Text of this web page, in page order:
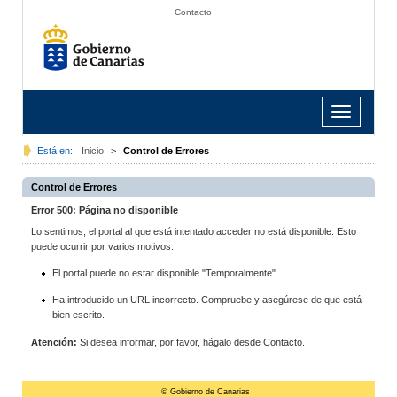
Contacto
Toggle
navigation
Está en: Inicio > Control de Errores
Control de Errores
Error 500: Página no disponible
Lo sentimos, el portal al que está intentado acceder no está disponible. Esto
puede ocurrir por varios motivos:
El portal puede no estar disponible "Temporalmente".
Ha introducido un URL incorrecto. Compruebe y asegúrese de que está
bien escrito.
Atención: Si desea informar, por favor, hágalo desde Contacto.
© Gobierno de Canarias